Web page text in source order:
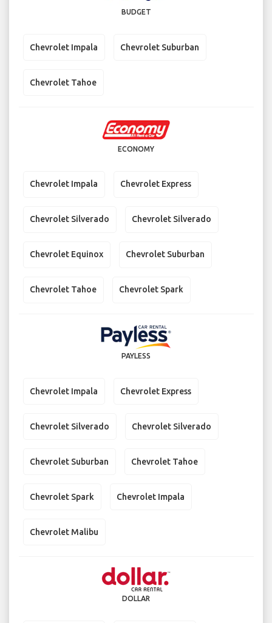
BUDGET
Chevrolet Impala Chevrolet Suburban
Chevrolet Tahoe
ECONOMY
Chevrolet Impala Chevrolet Express
Chevrolet Silverado Chevrolet Silverado
Chevrolet Equinox Chevrolet Suburban
Chevrolet Tahoe Chevrolet Spark
PAYLESS
Chevrolet Impala Chevrolet Express
Chevrolet Silverado Chevrolet Silverado
Chevrolet Suburban Chevrolet Tahoe
Chevrolet Spark Chevrolet Impala
Chevrolet Malibu
DOLLAR